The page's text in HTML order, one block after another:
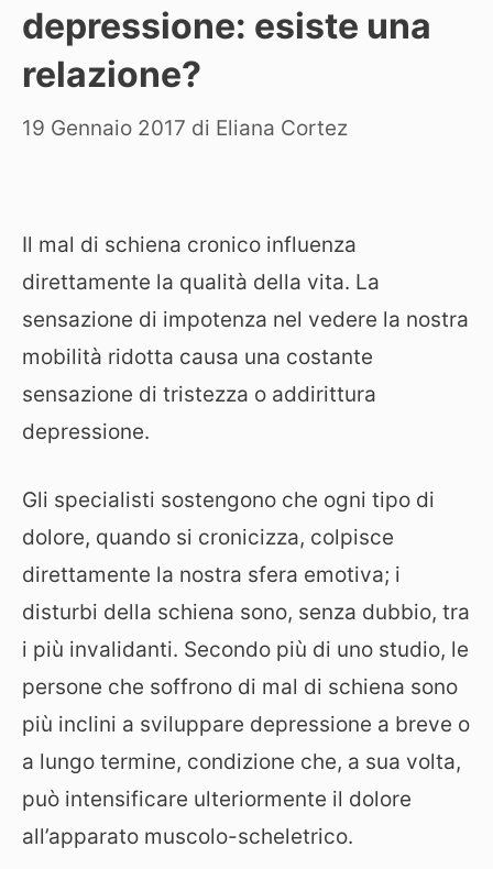
depressione: esiste una
relazione?
19 Gennaio 2017 di Eliana Cortez
Il mal di schiena cronico influenza
direttamente la qualità della vita. La
sensazione di impotenza nel vedere la nostra
mobilità ridotta causa una costante
sensazione di tristezza o addirittura
depressione.
Gli specialisti sostengono che ogni tipo di
dolore, quando si cronicizza, colpisce
direttamente la nostra sfera emotiva; i
disturbi della schiena sono, senza dubbio, tra
i più invalidanti. Secondo più di uno studio, le
persone che soffrono di mal di schiena sono
più inclini a sviluppare depressione a breve o
a lungo termine, condizione che, a sua volta,
può intensificare ulteriormente il dolore
all’apparato muscolo-scheletrico.